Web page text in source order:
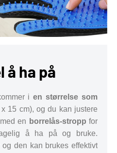
å ha på
ien størrelse som
15 cm), og du kan justere
en borrelås-stroppfor
å ha på og bruke.
den kan brukes effektivt